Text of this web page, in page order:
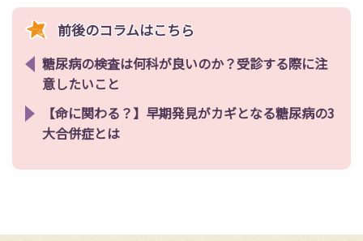
前後のコラムはこちら
糖尿病の検査は何科が良いのか？受診する際に注
意したいこと
【命に関わる？】早期発見がカギとなる糖尿病の3
大合併症とは